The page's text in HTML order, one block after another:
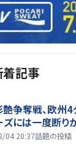
着記事
争奪戦、欧州4
ズには一度断り
04 20:37話題の投稿